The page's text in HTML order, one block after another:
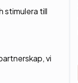
stimulera till
vi